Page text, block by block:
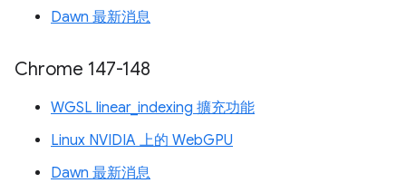
Dawn 最新消息
Chrome 147-148
WGSL linear_indexing 擴充功能
Linux NVIDIA 上的 WebGPU
Dawn 最新消息